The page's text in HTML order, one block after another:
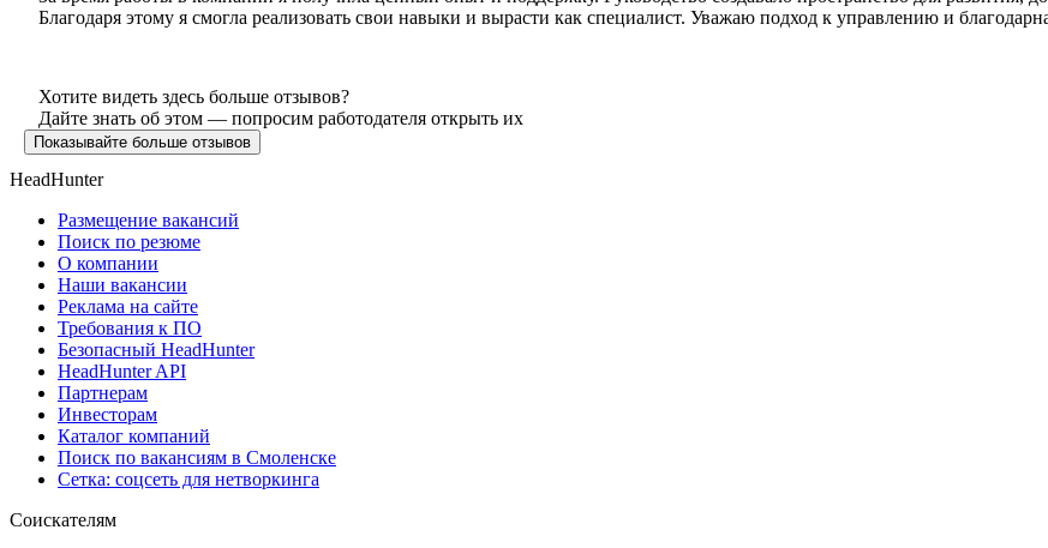
Благодаря этому я смогла реализовать свои навыки и вырасти как специалист. Уважаю подход к управлению и
Хотите видеть здесь больше отзывов?
Дайте знать об этом — попросим работодателя открыть их
Показывайте больше отзывов
HeadHunter
Размещение вакансий
Поиск по резюме
О компании
Наши вакансии
Реклама на сайте
Требования к ПО
Безопасный HeadHunter
HeadHunter API
Партнерам
Инвесторам
Каталог компаний
Поиск по вакансиям в Смоленске
Сетка: соцсеть для нетворкинга
Соискателям